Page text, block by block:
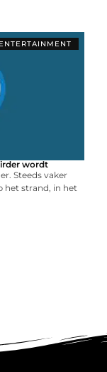
ENTERTAINMENT
wordt
Steeds vaker
het strand, in het